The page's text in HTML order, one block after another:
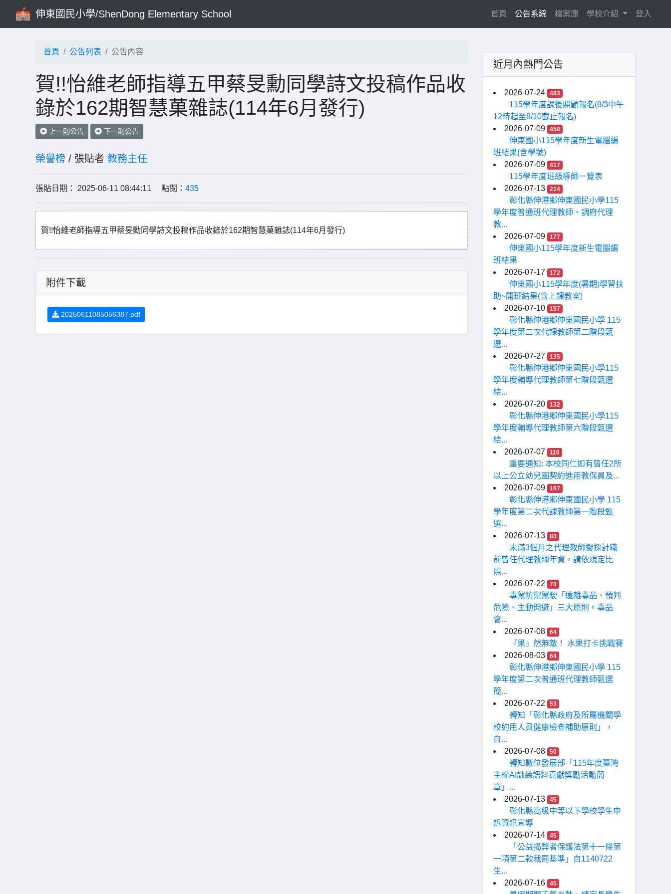
伸東國民小學/ShenDong Elementary School 首頁 (current)
公告系統 檔案庫 學校介紹 登入
首頁 公告列表 公告內容
賀!!怡維老師指導五甲蔡旻勳同學詩文投稿作品收
錄於162期智慧菓雜誌(114年6月發行)
上一則公告 下一則公告
榮譽榜 / 張貼者 教務主任
張貼日期： 2025-06-11 08:44:11 點閱： 435
賀!!怡維老師指導五甲蔡旻勳同學詩文投稿作品收錄於162期智慧菓雜誌(114年6月發行)
附件下載
20250611085056387.pdf
近月內熱門公告
2026-07-24 483
115學年度課後照顧報名(8/3中午
12時起至8/10截止報名)
2026-07-09
450
伸東國小115學年度新生電腦編
班結果(含學號)
2026-07-09
417
115學年度班級導師一覽表
2026-07-13
214
彰化縣伸港鄉伸東國民小學115
學年度普通班代理教師、調府代理
教...
2026-07-09
177
伸東國小115學年度新生電腦編
班結果
2026-07-17
172
伸東國小115學年度(暑期)學習扶
助~開班結果(含上課教室)
2026-07-10
157
彰化縣伸港鄉伸東國民小學 115
學年度第二次代課教師第二階段甄
選...
2026-07-27
135
彰化縣伸港鄉伸東國民小學115
學年度輔導代理教師第七階段甄選
結...
2026-07-20
132
彰化縣伸港鄉伸東國民小學115
學年度輔導代理教師第六階段甄選
結...
2026-07-07
110
重要通知: 本校同仁如有曾任2所
以上公立幼兒園契約進用教保員及...
2026-07-09
107
彰化縣伸港鄉伸東國民小學 115
學年度第二次代課教師第一階段甄
選...
2026-07-13
83
未滿3個月之代理教師擬採計職
前曾任代理教師年資，請依規定比
照...
2026-07-22
70
毒駕防禦駕駛「遠離毒品、預判
危險、主動閃避」三大原則。毒品
會...
2026-07-08
64
『果』然無敵！ 水果打卡挑戰賽
2026-08-03
64
彰化縣伸港鄉伸東國民小學 115
學年度第二次普通班代理教師甄選
簡...
2026-07-22
53
轉知「彰化縣政府及所屬機關學
校約用人員健康檢查補助原則」，
自...
2026-07-08
50
轉知數位發展部「115年度臺灣
主權AI訓練語料貢獻獎勵活動簡
章」...
2026-07-13
45
彰化縣高級中等以下學校學生申
訴資訊宣導
2026-07-14
45
「公益揭弊者保護法第十一條第
一項第二款裁罰基準」自1140722
生...
2026-07-16
45